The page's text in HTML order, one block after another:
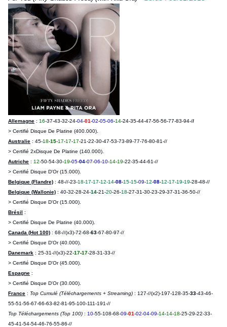
Allemagne : 16-37-43-32-24-04-01-02-05-06-14-24-35-44-47-56-56-77-83-94-//
> Certifié Disque De Platine (400.000).
Australie : 45-18-15-17-17-17-21-22-30-47-53-73-89-77-76-80-81-//
> Certifié 2xDisque De Platine (140.000).
Autriche : 12-50-54-30-19-05-04-07-06-10-14-19-22-35-44-61-//
> Certifié Disque D'Or (15.000).
Belgique (Flandre) : 48-//-23-18-17-17-12-14-08-15-15-09-12-08-12-17-19-19-28-48-//
Belgique (Wallonie) : 40-32-28-24-14-21-20-26-18-27-31-30-23-29-37-31-36-50-//
> Certifié Disque D'Or (15.000).
Brésil :
> Certifié Disque De Platine (40.000).
Canada (Hot 100) : 68-//(x3)-72-68-63-67-80-97-//
> Certifié Disque D'Or (40.000).
Danemark : 25-31-//(x3)-22-17-17-28-31-33-//
> Certifié Disque D'Or (45.000).
Espagne :
> Certifié Disque D'Or (30.000).
France : Top Cumulé (Téléchargements + Streaming) : 127-//(x2)-197-128-35-33-43-46-
55-51-56-67-66-63-82-81-95-100-111-191-//
Top Téléchargements (Top 100) : 10-55-108-68-09-01-02-04-09-14-14-18-25-29-22-33-
45-41-54-54-46-76-55-86-//